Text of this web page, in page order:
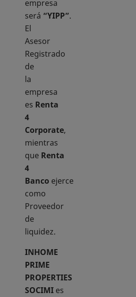
empresa
será “YIPP”.
El
Asesor
Registrado
de
la
empresa
es Renta
4
Corporate,
mientras
que Renta
4
Banco ejerce
como
Proveedor
de
liquidez.
INHOME
PRIME
PROPERTIES
SOCIMI es